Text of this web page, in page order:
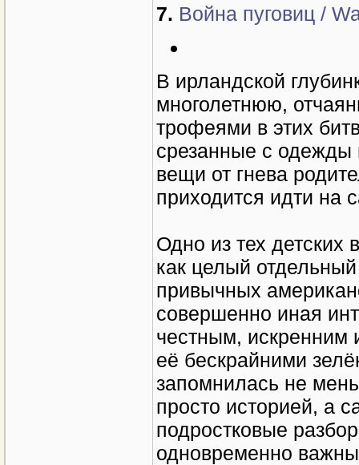
7. Война пуговиц /
В ирландской
многолетнюю,
трофеями в этих
срезанные с одежды
вещи от гнева
приходится идти на
Одно из тех
как целый
привычных
совершенно иная
честным,
её бескрайними
запомнилась не
просто историей, а
подростковые
одновременно